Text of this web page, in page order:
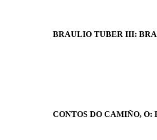
BRAULIO TUBER III:
CONTOS DO CAMIÑO, O: